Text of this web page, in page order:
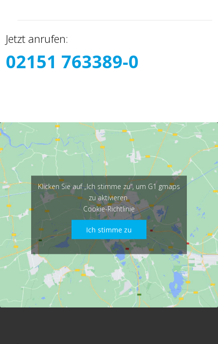
Jetzt anrufen:
02151 763389-0
Klicken Sie auf „Ich stimme zu“, um G1 gmaps
zu aktivieren
Cookie-Richtlinie
Ich stimme zu